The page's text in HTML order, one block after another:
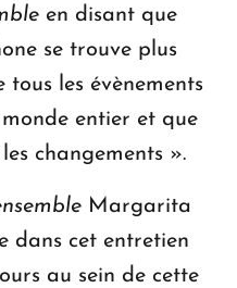
en disant que
se trouve plus
les évènements
entier et que
changements ».
Margarita
dans cet entretien
au sein de cette